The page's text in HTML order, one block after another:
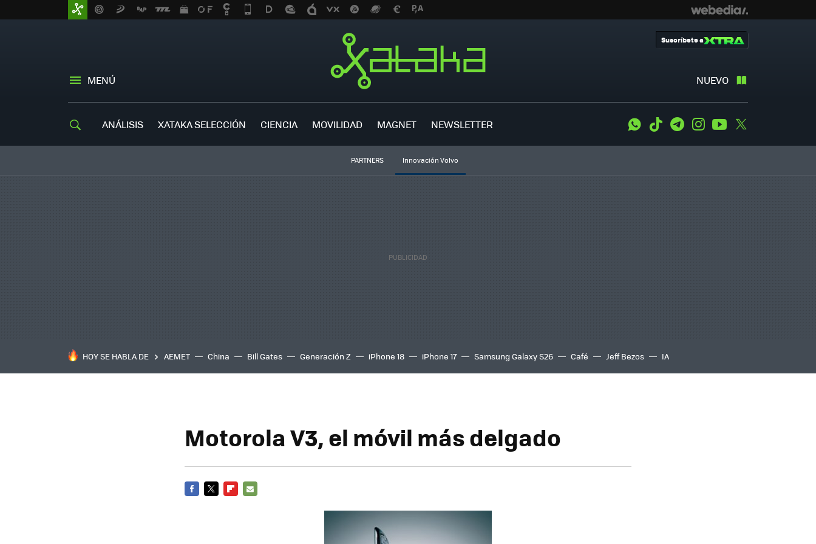
MENÚ NUEVO
Suscríbete a
ANÁLISIS XATAKA SELECCIÓN CIENCIA MOVILIDAD MAGNET NEWSLETTER WhatsApp
Tiktok TelegramInstagramYoutube
PARTNERS Innovación Volvo
HOY SE HABLA DE AEMET China Bill Gates Generación Z iPhone 18 iPhone 17 Samsung Galaxy S26 Café Jeff Bezos IA
Motorola V3, el móvil más delgado